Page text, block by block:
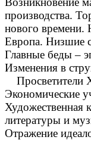
производства.
нового времени.
Европа. Низшие
Главные беды –
Изменения в
Просветители
Экономические
Художественная
литературы и
Отражение